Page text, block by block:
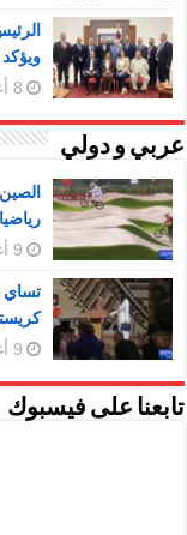
8 أغسطس، 2026
عربي و دولي
رياضيا
9 أغسطس، 2026
تساي
9 أغسطس، 2026
تابعنا على فيسبوك